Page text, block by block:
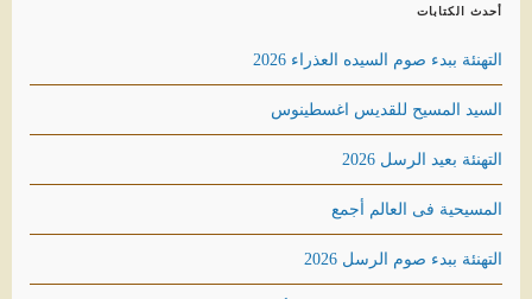
أحدث الكتابات
التهنئة ببدء صوم السيده العذراء 2026
السيد المسيح للقديس اغسطينوس
التهنئة بعيد الرسل 2026
المسيحية فى العالم أجمع
التهنئة ببدء صوم الرسل 2026